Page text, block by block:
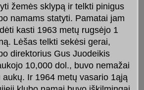
žemės sklypą ir telkti pinigus
namams statyti. Pamatai jam
kasti 1963 metų rugsėjo 1
Lėšas telkti sekėsi gerai,
direktorius Gus Juodeikis
10,000 dol., buvo nemažai
aukų. Ir 1964 metų vasario 1ąją